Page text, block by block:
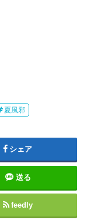
夏風邪
シェア
送る
feedly